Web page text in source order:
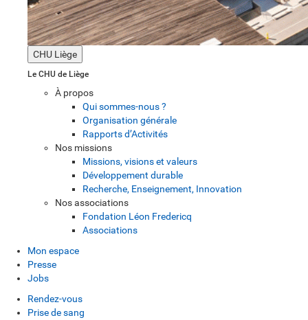
CHU Liège
Le CHU de Liège
À propos
Qui sommes-nous ?
Organisation générale
Rapports d’Activités
Nos missions
Missions, visions et valeurs
Développement durable
Recherche, Enseignement, Innovation
Nos associations
Fondation Léon Fredericq
Associations
Mon espace
Presse
Jobs
Rendez-vous
Prise de sang